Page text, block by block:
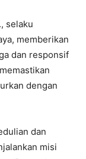
selaku
memberikan
dan responsif
dengan
dan
misi